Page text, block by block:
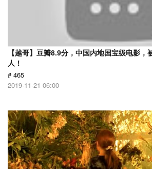
【越哥】豆瓣8.9分，中国内地国宝级电影，
人！
# 465
2019-11-21 06:00